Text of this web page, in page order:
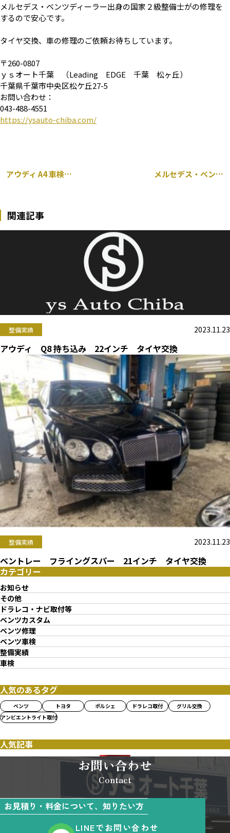
メルセデス・ベンツディーラー出身の国家２級整備士がの修理を
するので安心です。
タイヤ交換、車の修理のご依頼お待ちしています。
〒260-0807
ｙｓオート千葉 （Leading EDGE 千葉 松ヶ丘）
千葉県千葉市中央区松ケ丘27-5
お問い合わせ：
043-488-4551
https://ysauto-chiba.com/
アウディ A4 車検前点検 メルセデス・ベンツ Sクラス ２２１ 持ち込みタイヤ交換
関連記事
整備実績 2023.11.23
アウディ Q8 持ち込み 22インチ タイヤ交換
整備実績 2023.11.23
ベントレー フライングスパー 21インチ タイヤ交換
カテゴリー
お知らせ
その他
ドラレコ・ナビ取付等
ベンツカスタム
ベンツ修理
ベンツ車検
整備実績
車検
人気のあるタグ
ベンツ トヨタ ポルシェ ドラレコ取付
グリル交換
アンビエントライト取付
人気記事
お問い合わせ
Contact
お見積り・料金について、知りたい方
LINEでお問い合わせ